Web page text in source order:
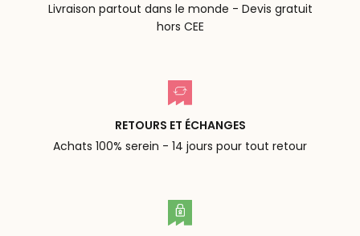
Livraison partout dans le monde - Devis gratuit
hors CEE
RETOURS ET ÉCHANGES
Achats 100% serein - 14 jours pour tout retour